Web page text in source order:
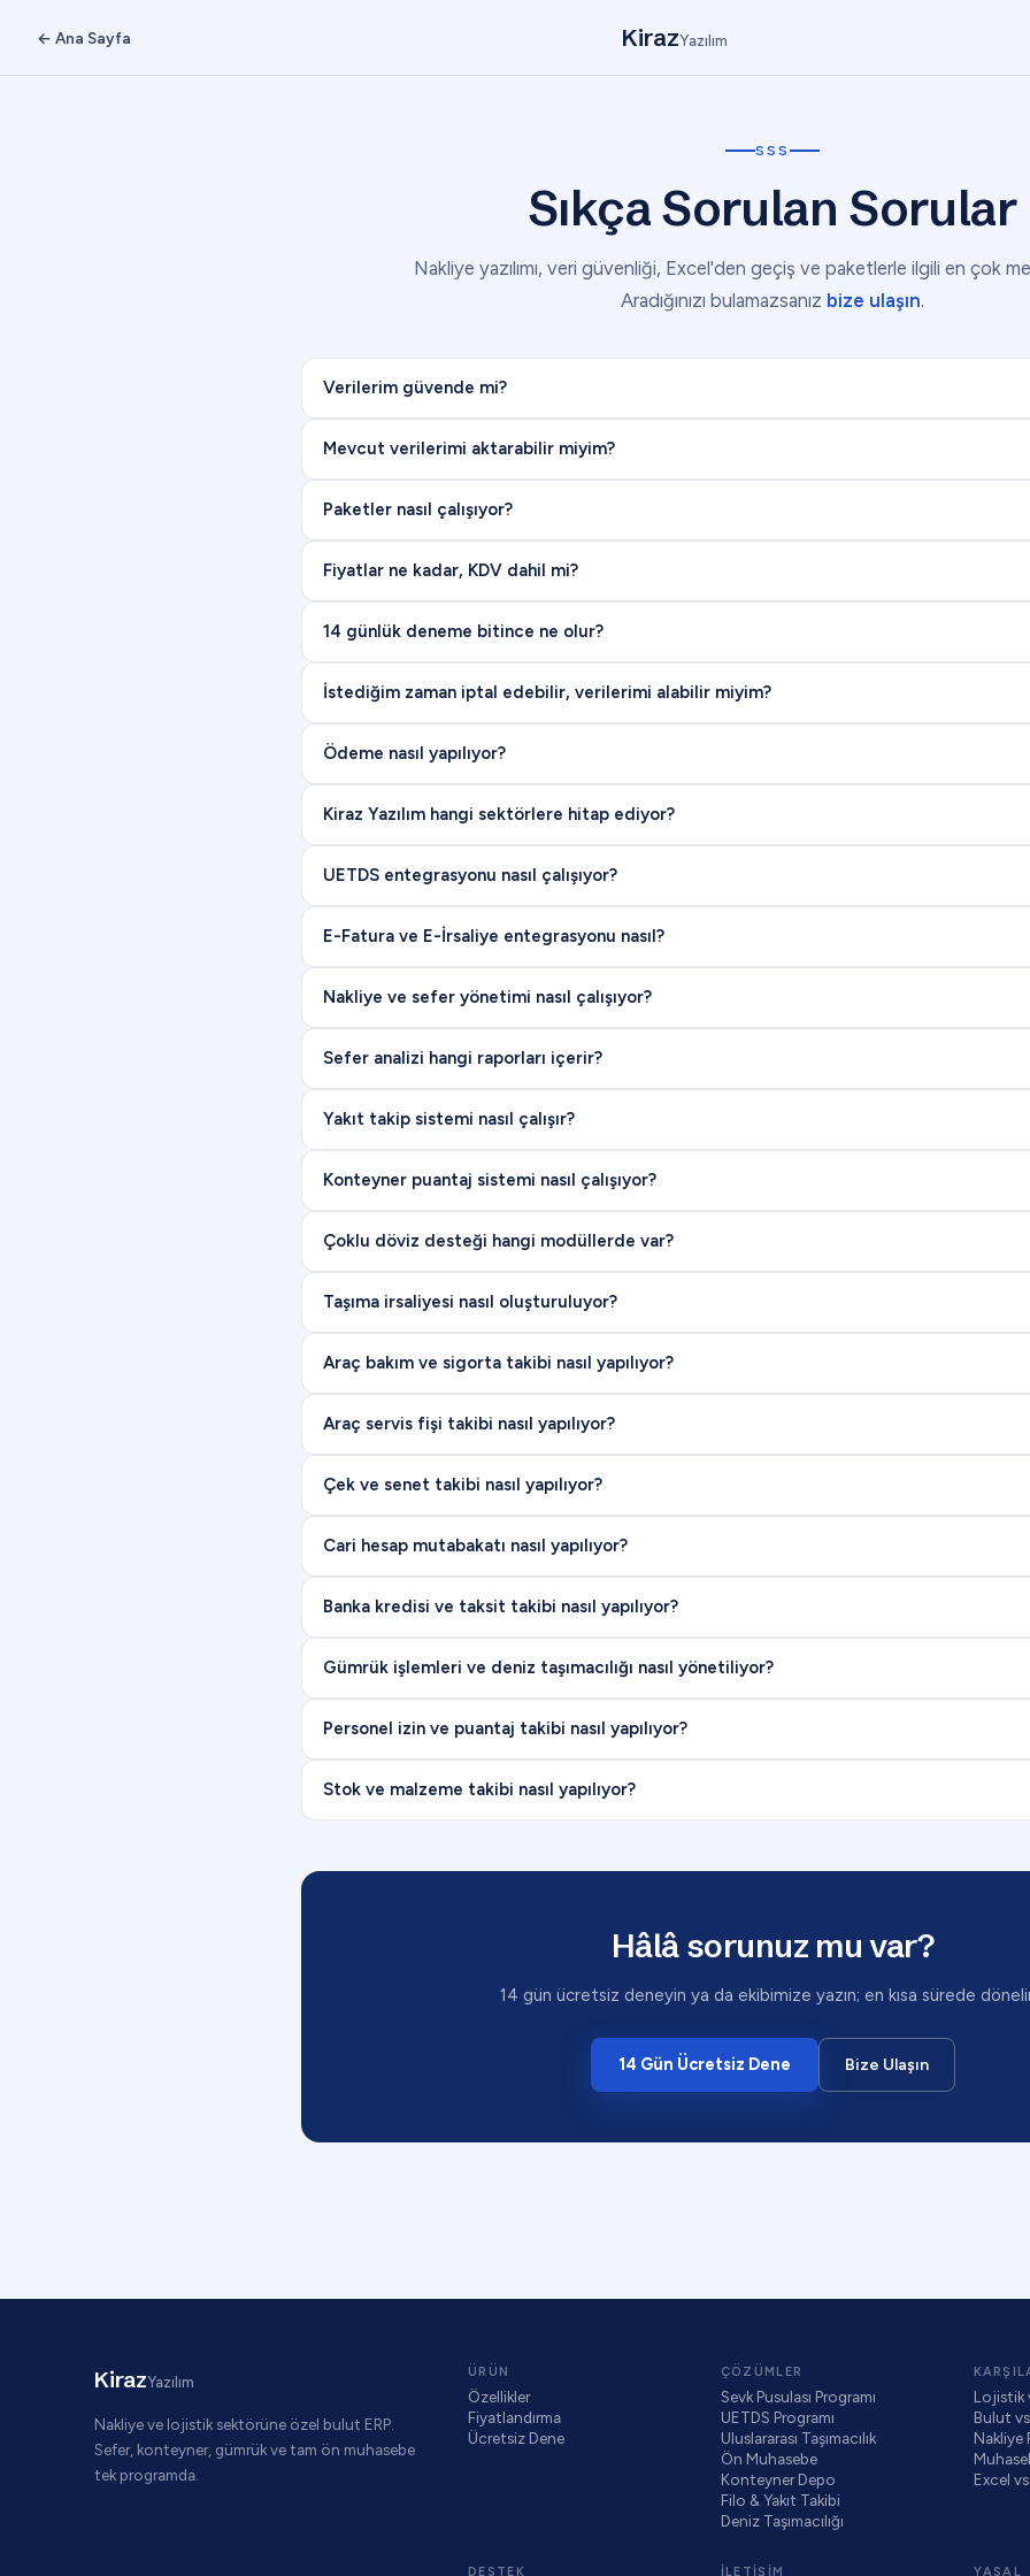
← Ana Sayfa KirazYazılım
SSS
Sıkça Sorulan Sorular
Nakliye yazılımı, veri güvenliği, Excel'den geçiş ve paketlerle ilgili en çok
Aradığınızı bulamazsanız bize ulaşın.
Verilerim güvende mi?
Mevcut verilerimi aktarabilir miyim?
Paketler nasıl çalışıyor?
Fiyatlar ne kadar, KDV dahil mi?
14 günlük deneme bitince ne olur?
İstediğim zaman iptal edebilir, verilerimi alabilir miyim?
Ödeme nasıl yapılıyor?
Kiraz Yazılım hangi sektörlere hitap ediyor?
UETDS entegrasyonu nasıl çalışıyor?
E-Fatura ve E-İrsaliye entegrasyonu nasıl?
Nakliye ve sefer yönetimi nasıl çalışıyor?
Sefer analizi hangi raporları içerir?
Yakıt takip sistemi nasıl çalışır?
Konteyner puantaj sistemi nasıl çalışıyor?
Çoklu döviz desteği hangi modüllerde var?
Taşıma irsaliyesi nasıl oluşturuluyor?
Araç bakım ve sigorta takibi nasıl yapılıyor?
Araç servis fişi takibi nasıl yapılıyor?
Çek ve senet takibi nasıl yapılıyor?
Cari hesap mutabakatı nasıl yapılıyor?
Banka kredisi ve taksit takibi nasıl yapılıyor?
Gümrük işlemleri ve deniz taşımacılığı nasıl yönetiliyor?
Personel izin ve puantaj takibi nasıl yapılıyor?
Stok ve malzeme takibi nasıl yapılıyor?
Hâlâ sorunuz mu var?
14 gün ücretsiz deneyin ya da ekibimize yazın; en kısa sürede
14 Gün Ücretsiz Dene Bize Ulaşın
KirazYazılım
Nakliye ve lojistik sektörüne özel bulut ERP.
Sefer, konteyner, gümrük ve tam ön muhasebe
tek programda.
ÜRÜN
Özellikler
Fiyatlandırma
Ücretsiz Dene
ÇÖZÜMLER
Sevk Pusulası Programı
UETDS Programı
Uluslararası Taşımacılık
Ön Muhasebe
Konteyner Depo
Filo & Yakıt Takibi
Deniz Taşımacılığı
Lojistik
Bulut
Nakliye
Excel
DESTEK İLETIŞIM YASAL